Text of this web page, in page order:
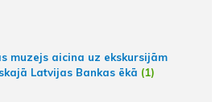
muzejs aicina uz ekskursijām
Latvijas Bankas ēkā (1)